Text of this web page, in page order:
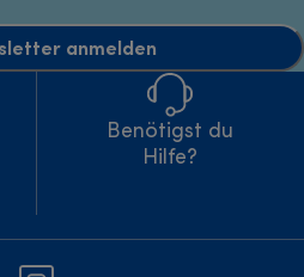
anmelden
Benötigst du
Hilfe?